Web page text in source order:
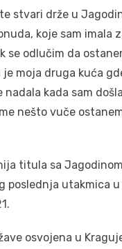
stvari drže u
koje sam imala
se odlučim da
je moja druga kuća
kada sam
nešto vuče
titula sa
poslednja utakmica
osvojena u